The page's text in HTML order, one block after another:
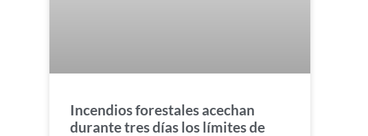
Incendios forestales acechan
durante tres días los límites de